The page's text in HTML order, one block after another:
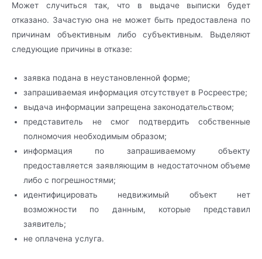
Может случиться так, что в выдаче выписки будет
отказано. Зачастую она не может быть предоставлена по
причинам объективным либо субъективным. Выделяют
следующие причины в отказе:
заявка подана в неустановленной форме;
запрашиваемая информация отсутствует в Росреестре;
выдача информации запрещена законодательством;
представитель не смог подтвердить собственные
полномочия необходимым образом;
информация по запрашиваемому объекту
предоставляется заявляющим в недостаточном объеме
либо с погрешностями;
идентифицировать недвижимый объект нет
возможности по данным, которые представил
заявитель;
не оплачена услуга.